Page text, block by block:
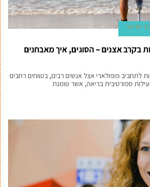
'מדינט'
בקרב אצנים – הסוגים, איך מאבחנים
לתחביב פופולארי אצל אנשים רבים, בטווחים רחבים
ספורטיבית בריאה, אשר טומנת